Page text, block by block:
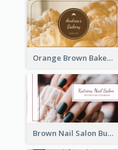
Orange Brown Bakery Business Card
Brown Nail Salon Business Card